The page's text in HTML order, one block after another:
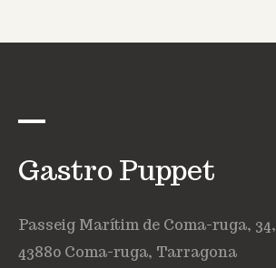
Gastro Puppet
Passeig Marítim de Coma-ruga, 34,
43880 Coma-ruga, Tarragona